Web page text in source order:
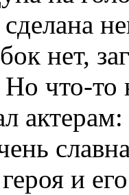
нет,
что-то
и